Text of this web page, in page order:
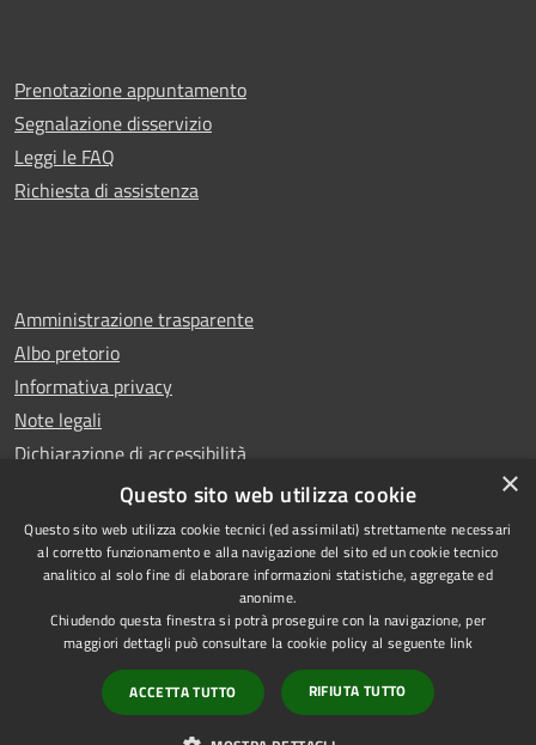
Prenotazione appuntamento
Segnalazione disservizio
Leggi le FAQ
Richiesta di assistenza
Amministrazione trasparente
Albo pretorio
Informativa privacy
Note legali
Dichiarazione di accessibilità
Whistleblowing
Accessibilità
di Ciampino
Powered byMunicipium
• Accesso redazione
×
Questo sito web utilizza cookie
Questo sito web utilizza cookie tecnici (ed assimilati) strettamente necessari
al corretto funzionamento e alla navigazione del sito ed un cookie tecnico
analitico al solo fine di elaborare informazioni statistiche, aggregate ed
anonime.
Chiudendo questa finestra si potrà proseguire con la navigazione, per
maggiori dettagli può consultare la cookie policy al seguente link
ACCETTA TUTTO RIFIUTA TUTTO